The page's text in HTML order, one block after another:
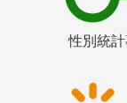
性別統